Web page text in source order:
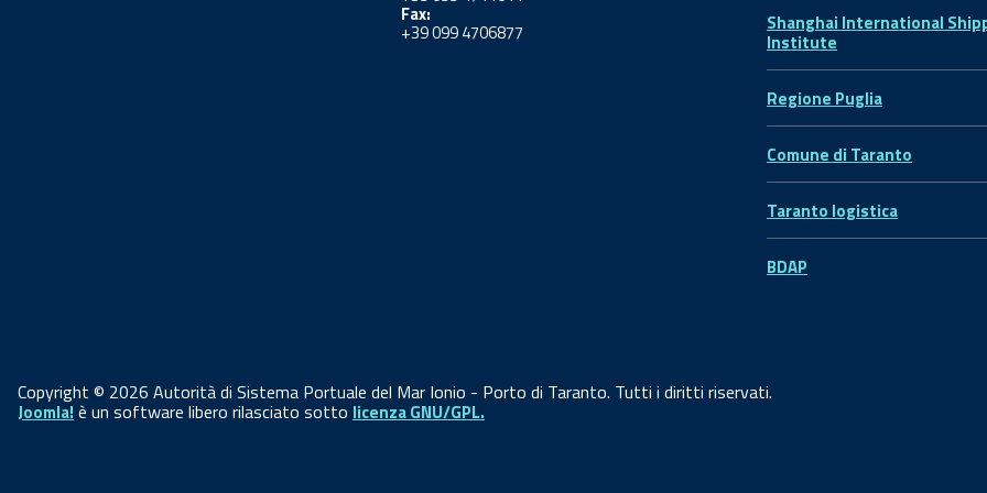
Fax:
+39 099 4706877 Shanghai International
Institute
Regione Puglia
Comune di Taranto
Taranto logistica
BDAP
Copyright © 2026 Autorità di Sistema Portuale del Mar Ionio - Porto di Taranto. Tutti i diritti riservati.
Joomla! è un software libero rilasciato sotto licenza GNU/GPL.